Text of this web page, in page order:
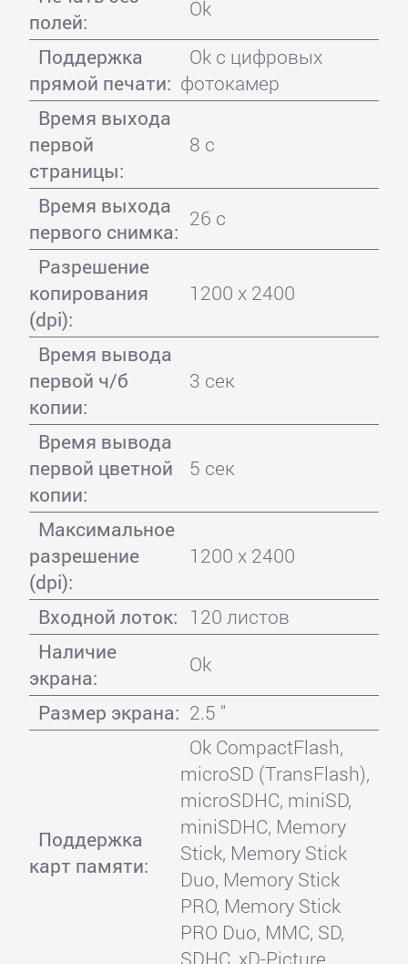
полей:
Ok
Поддержка
прямой печати:
Ok с цифровых
фотокамер
Время выхода
первой
страницы:
8 с
Время выхода
первого снимка:
26 с
Разрешение
копирования
(dpi):
1200 x 2400
Время вывода
первой ч/б
копии:
3 сек
Время вывода
первой цветной
копии:
5 сек
Максимальное
разрешение
(dpi):
1200 x 2400
Входной лоток: 120 листов
Наличие
экрана:
Ok
Размер экрана: 2.5 "
Поддержка
карт памяти:
Ok CompactFlash,
microSD (TransFlash),
microSDHC, miniSD,
miniSDHC, Memory
Stick, Memory Stick
Duo, Memory Stick
PRO, Memory Stick
PRO Duo, MMC, SD,
SDHC, xD-Picture